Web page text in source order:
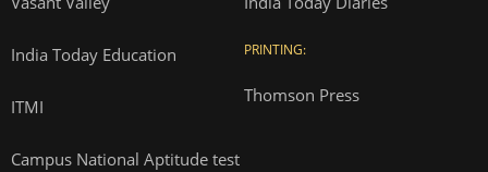
India Today Education
ITMI
Campus National Aptitude test
PRINTING:
Thomson Press